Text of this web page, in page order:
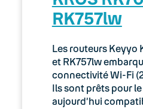
03. Accès Internet
04. Téléphonie fixe
05. Téléphonie Mobile
06. Cybersécurité
RK757lw
Les routeurs Keyyo
et RK757lw
connectivité Wi-Fi
Ils sont prêts pour
aujourd’hui